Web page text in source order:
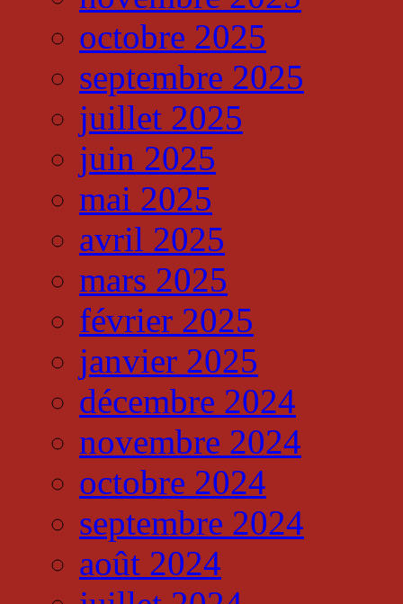
octobre 2025
septembre 2025
juillet 2025
juin 2025
mai 2025
avril 2025
mars 2025
février 2025
janvier 2025
décembre 2024
novembre 2024
octobre 2024
septembre 2024
août 2024